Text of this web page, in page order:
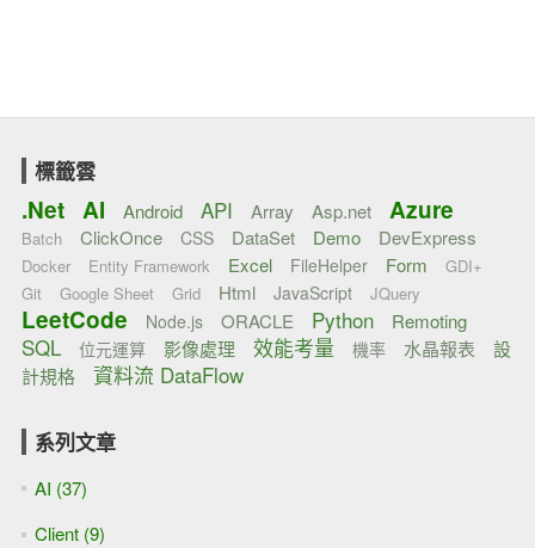
標籤雲
.Net AI Android API Array Asp.net Azure
Batch ClickOnce CSS DataSet Demo DevExpress
Docker Entity Framework Excel FileHelper Form
GDI+
Git
Google Sheet Grid Html JavaScript JQuery
LeetCode Node.js ORACLE Python Remoting
SQL 位元運算 影像處理 效能考量 機率 水晶報表
設
計規格
資料流 DataFlow
系列文章
AI (37)
Client (9)